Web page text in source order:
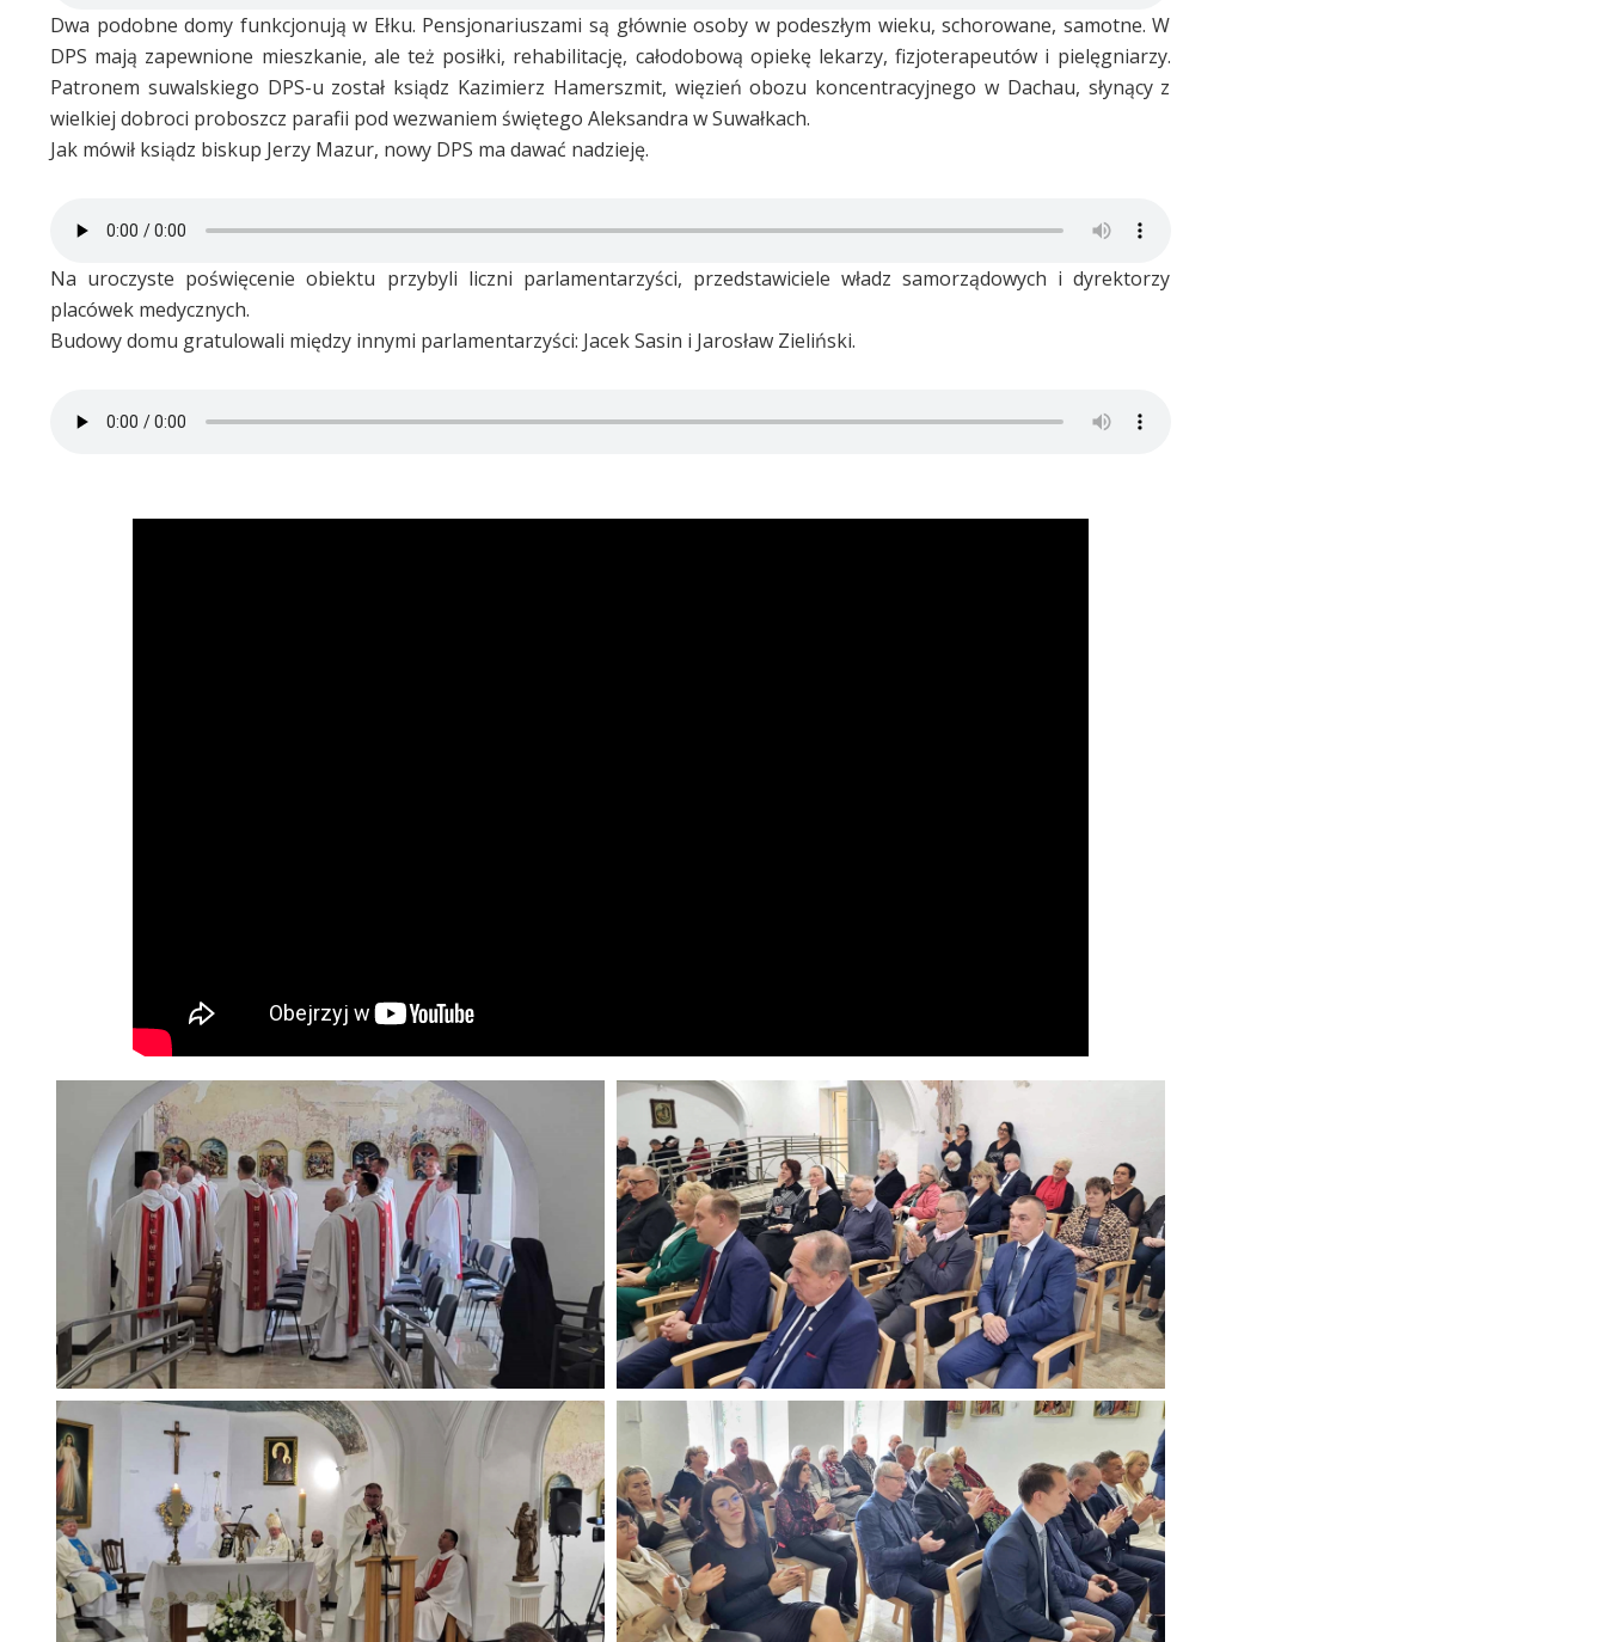
Dwa podobne domy funkcjonują w Ełku. Pensjonariuszami są głównie osoby w podeszłym wieku, schorowane, samotne. W
DPS mają zapewnione mieszkanie, ale też posiłki, rehabilitację, całodobową opiekę lekarzy, fizjoterapeutów i pielęgniarzy.
Patronem suwalskiego DPS-u został ksiądz Kazimierz Hamerszmit, więzień obozu koncentracyjnego w Dachau, słynący z
wielkiej dobroci proboszcz parafii pod wezwaniem świętego Aleksandra w Suwałkach.
Jak mówił ksiądz biskup Jerzy Mazur, nowy DPS ma dawać nadzieję.
Na uroczyste poświęcenie obiektu przybyli liczni parlamentarzyści, przedstawiciele władz samorządowych i dyrektorzy
placówek medycznych.
Budowy domu gratulowali między innymi parlamentarzyści: Jacek Sasin i Jarosław Zieliński.